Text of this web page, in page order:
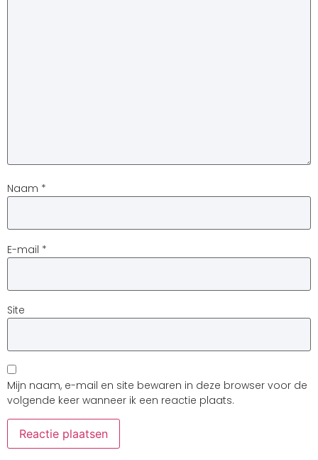
Naam *
E-mail *
Site
Mijn naam, e-mail en site bewaren in deze browser voor de
volgende keer wanneer ik een reactie plaats.